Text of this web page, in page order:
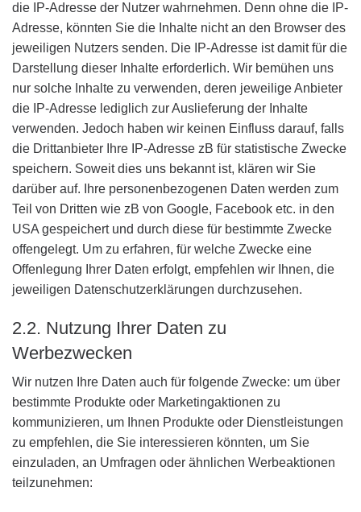
die IP-Adresse der Nutzer wahrnehmen. Denn ohne die IP-
Adresse, könnten Sie die Inhalte nicht an den Browser des
jeweiligen Nutzers senden. Die IP-Adresse ist damit für die
Darstellung dieser Inhalte erforderlich. Wir bemühen uns
nur solche Inhalte zu verwenden, deren jeweilige Anbieter
die IP-Adresse lediglich zur Auslieferung der Inhalte
verwenden. Jedoch haben wir keinen Einfluss darauf, falls
die Drittanbieter Ihre IP-Adresse zB für statistische Zwecke
speichern. Soweit dies uns bekannt ist, klären wir Sie
darüber auf. Ihre personenbezogenen Daten werden zum
Teil von Dritten wie zB von Google, Facebook etc. in den
USA gespeichert und durch diese für bestimmte Zwecke
offengelegt. Um zu erfahren, für welche Zwecke eine
Offenlegung Ihrer Daten erfolgt, empfehlen wir Ihnen, die
jeweiligen Datenschutzerklärungen durchzusehen.
2.2. Nutzung Ihrer Daten zu
Werbezwecken
Wir nutzen Ihre Daten auch für folgende Zwecke: um über
bestimmte Produkte oder Marketingaktionen zu
kommunizieren, um Ihnen Produkte oder Dienstleistungen
zu empfehlen, die Sie interessieren könnten, um Sie
einzuladen, an Umfragen oder ähnlichen Werbeaktionen
teilzunehmen: